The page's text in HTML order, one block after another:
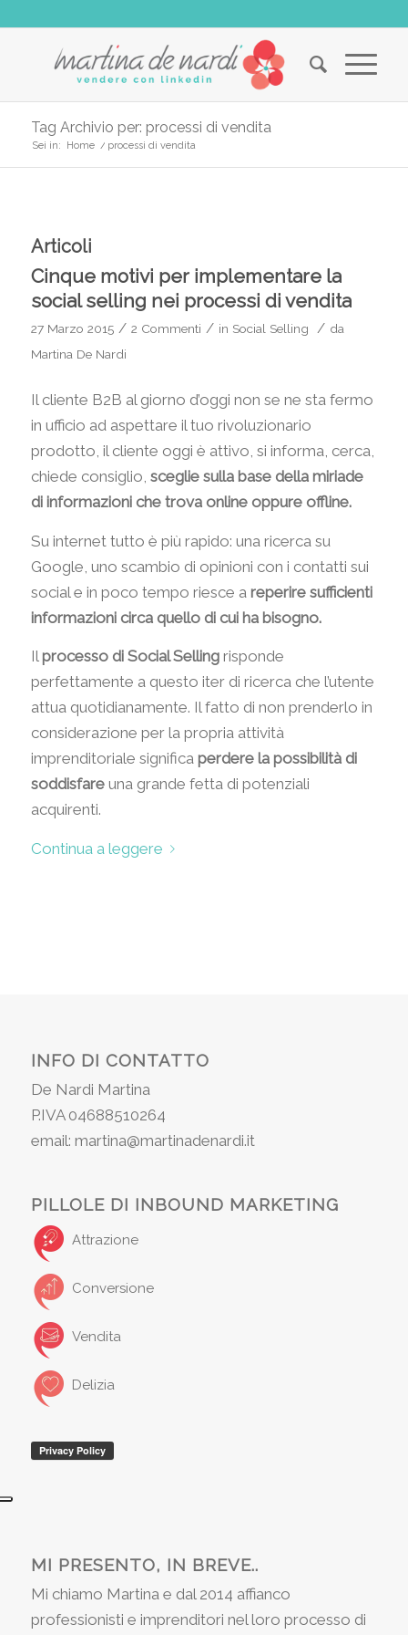
Tag Archivio per: processi di vendita
Sei in: Home / processi di vendita
Articoli
Cinque motivi per implementare la
social selling nei processi di vendita
27 Marzo 2015 / 2 Commenti / in Social Selling / da
Martina De Nardi
Il cliente B2B al giorno d’oggi non se ne sta fermo
in ufficio ad aspettare il tuo rivoluzionario
prodotto, il cliente oggi è attivo, si informa, cerca,
chiede consiglio, sceglie sulla base della miriade
di informazioni che trova online oppure offline.
Su internet tutto è più rapido: una ricerca su
Google, uno scambio di opinioni con i contatti sui
social e in poco tempo riesce a reperire sufficienti
informazioni circa quello di cui ha bisogno.
Ilprocesso di Social Sellingrisponde
perfettamente a questo iter di ricerca che l’utente
attua quotidianamente. Il fatto di non prenderlo in
considerazione per la propria attività
imprenditoriale significaperdere la possibilità di
soddisfareuna grande fetta di potenziali
acquirenti.
Continua a leggere
INFO DI CONTATTO
De Nardi Martina
P.IVA 04688510264
email: martina@martinadenardi.it
PILLOLE DI INBOUND MARKETING
Attrazione
Conversione
Vendita
Delizia
MI PRESENTO, IN BREVE..
Mi chiamo Martina e dal 2014 affianco
professionisti e imprenditori nel loro processo di